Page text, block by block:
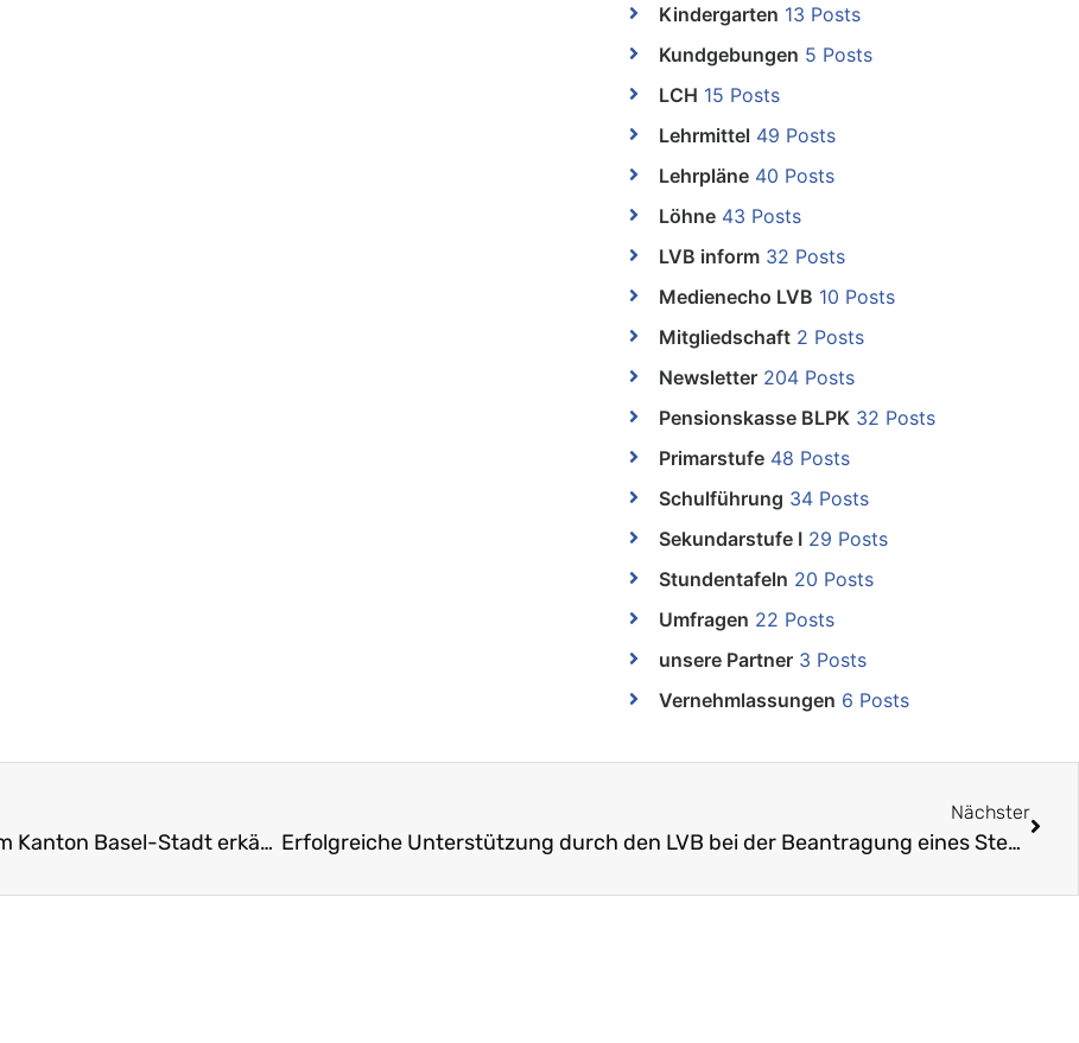
Kindergarten 13 Posts
Kundgebungen 5 Posts
LCH 15 Posts
Lehrmittel 49 Posts
Lehrpläne 40 Posts
Löhne 43 Posts
LVB inform 32 Posts
Medienecho LVB 10 Posts
Mitgliedschaft 2 Posts
Newsletter 204 Posts
Pensionskasse BLPK 32 Posts
Primarstufe 48 Posts
Schulführung 34 Posts
Sekundarstufe I 29 Posts
Stundentafeln 20 Posts
Umfragen 22 Posts
unsere Partner 3 Posts
Vernehmlassungen 6 Posts
Arbeitszimmerabzug für Mitglied mit Wohnsitz im Kanton Basel-Stadt erkämpft
Nächster
Erfolgreiche Unterstützung durch den LVB bei der Beantragung eines Steuerabzugs